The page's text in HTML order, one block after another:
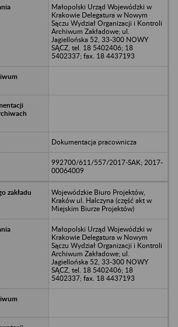
Małopolski Urząd Wojewódzki w
Krakowie Delegatura w Nowym
Sączu Wydział Organizacji i Kontroli
Archiwum Zakładowe; ul.
Jagiellońska 52, 33-300 NOWY
SĄCZ, tel. 18 5402406; 18
5402337; fax. 18 4437193
Dokumentacja pracownicza
992700/611/557/2017-SAK; 2017-
00064009
Wojewódzkie Biuro Projektów,
Kraków ul. Halczyna (część akt w
Miejskim Biurze Projektów)
Małopolski Urząd Wojewódzki w
Krakowie Delegatura w Nowym
Sączu Wydział Organizacji i Kontroli
Archiwum Zakładowe; ul.
Jagiellońska 52, 33-300 NOWY
SĄCZ, tel. 18 5402406; 18
5402337; fax. 18 4437193